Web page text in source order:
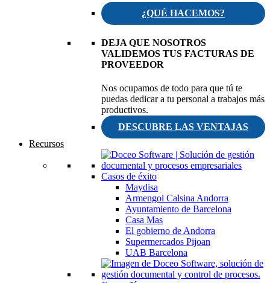
¿QUÉ HACEMOS?
DEJA QUE NOSOTROS
VALIDEMOS TUS FACTURAS DE
PROVEEDOR
Nos ocupamos de todo para que tú te
puedas dedicar a tu personal a trabajos más
productivos.
DESCUBRE LAS VENTAJAS
Recursos
Casos de éxito
Maydisa
Armengol Calsina Andorra
Ayuntamiento de Barcelona
Casa Mas
El gobierno de Andorra
Supermercados Pijoan
UAB Barcelona